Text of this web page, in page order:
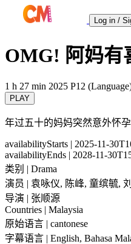
Log in /
OMG! 阿妈有
1 h 27 min 2025 P12
PLAY
年过五十的妈妈突然意外怀
availabilityStarts | 2025-11-
availabilityEnds | 2028-11-
类别 | Drama
演员 | 袁咏仪, 陈峰, 童缤毓,
导演 | 张顺源
Countries | Malaysia
原始语言 | cantonese
字幕语言 | English, Bahasa